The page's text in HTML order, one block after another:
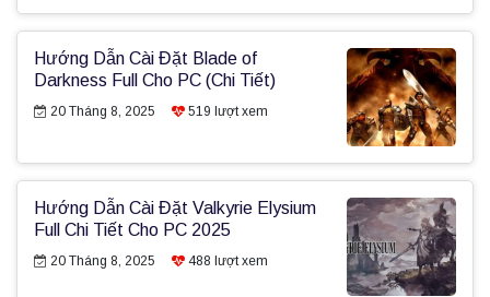
Hướng Dẫn Cài Đặt Blade of
Darkness Full Cho PC (Chi Tiết)
20 Tháng 8, 2025 519 lượt xem
Hướng Dẫn Cài Đặt Valkyrie Elysium
Full Chi Tiết Cho PC 2025
20 Tháng 8, 2025 488 lượt xem